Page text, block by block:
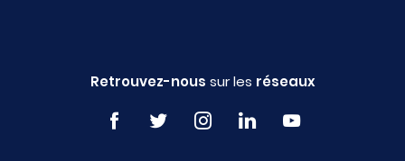
Retrouvez-nous sur les réseaux